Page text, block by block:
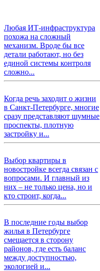
Любая ИТ-инфраструктура
похожа на сложный
механизм. Вроде бы все
детали работают, но без
единой системы контроля
сложно...
Когда речь заходит о жизни
в Санкт-Петербурге, многие
сразу представляют шумные
проспекты, плотную
застройку и...
Выбор квартиры в
новостройке всегда связан с
вопросами. И главный из
них – не только цена, но и
кто строит, когда...
В последние годы выбор
жилья в Петербурге
смещается в сторону
районов, где есть баланс
между доступностью,
экологией и...